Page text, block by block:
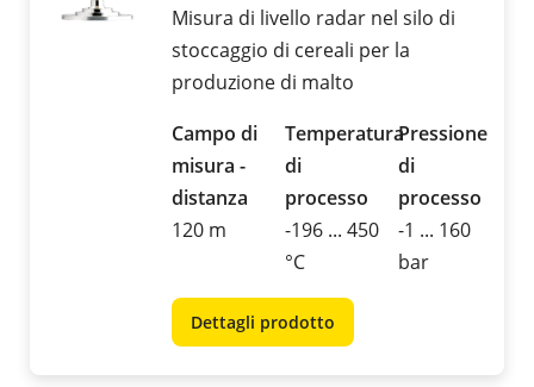
Misura di livello radar nel silo di
stoccaggio di cereali per la
produzione di malto
Campo di
misura -
distanza
120 m
Temperatura
di
processo
-196 ... 450
°C
Pressione
di
processo
-1 ... 160
bar
Dettagli prodotto